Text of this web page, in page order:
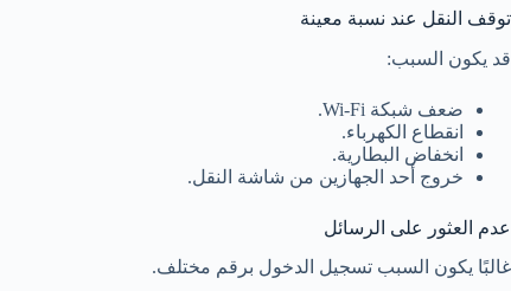
توقف النقل عند نسبة معينة
قد يكون السبب:
ضعف شبكة Wi-Fi.
انقطاع الكهرباء.
انخفاض البطارية.
خروج أحد الجهازين من شاشة النقل.
عدم العثور على الرسائل
غالبًا يكون السبب تسجيل الدخول برقم مختلف.